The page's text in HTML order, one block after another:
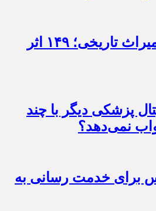
زخم جنگ بر پیکر میراث تاریخی؛ ۱۴۹ اثر
پزشکی دیگر با چند
نمی‌دهد؟
برای خدمت رسانی به